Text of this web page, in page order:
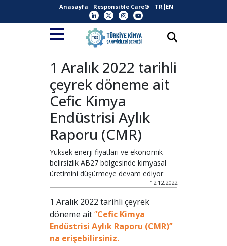
Anasayfa Responsible Care® TR EN
1 Aralık 2022 tarihli
çeyrek döneme ait
Cefic Kimya
Endüstrisi Aylık
Raporu (CMR)
Yüksek enerji fiyatları ve ekonomik
belirsizlik AB27 bölgesinde kimyasal
üretimini düşürmeye devam ediyor
12.12.2022
1 Aralık 2022 tarihli çeyrek
döneme ait‘’Cefic Kimya
Endüstrisi Aylık Raporu (CMR)’’
na erişebilirsiniz.